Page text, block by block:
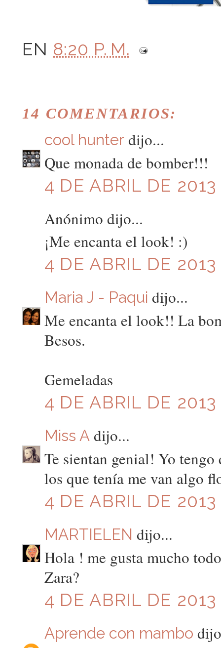
EN 8:20 P. M.
14 COMENTARIOS:
cool hunter dijo...
Que monada de bomber!!!
4 DE ABRIL DE
Anónimo dijo...
¡Me encanta el look! :)
4 DE ABRIL DE
Maria J - Paqui dijo...
Me encanta el look!! La
Besos.
Gemeladas
4 DE ABRIL DE
Miss Adijo...
Te sientan genial! Yo tengo
los que tenía me van algo
4 DE ABRIL DE
MARTIELEN dijo...
Hola ! me gusta mucho
Zara?
4 DE ABRIL DE
Aprende con mambo